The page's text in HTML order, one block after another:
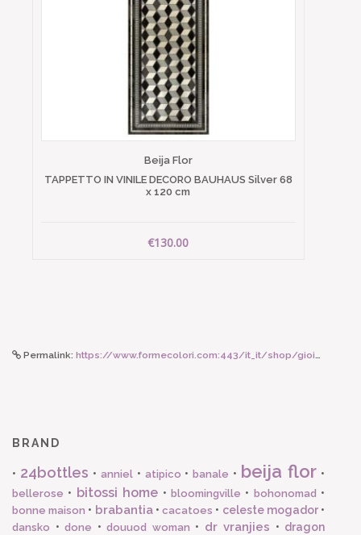
Beija Flor
TAPPETTO IN VINILE DECORO BAUHAUS Silver 68
x 120 cm
€130.00
Permalink: https://www.formecolori.com:443/it_it/shop/gioielli/collane/tataborello_collana_cuba/6885
BRAND
• 24bottles • anniel• atipico •banale • beija flor •
bellerose • bitossi home • bloomingville • bohonomad •
bonne maison • brabantia•cacatoes • celeste mogador•
dansko • done • douuod woman • dr vranjies • dragon